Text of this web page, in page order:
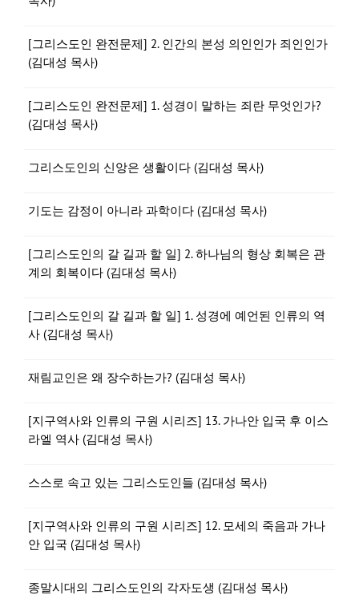
[그리스도인 완전문제] 2. 인간의 본성 의인인가 죄인인가
(김대성 목사)
[그리스도인 완전문제] 1. 성경이 말하는 죄란 무엇인가?
(김대성 목사)
그리스도인의 신앙은 생활이다 (김대성 목사)
기도는 감정이 아니라 과학이다 (김대성 목사)
[그리스도인의 갈 길과 할 일] 2. 하나님의 형상 회복은 관
계의 회복이다 (김대성 목사)
[그리스도인의 갈 길과 할 일] 1. 성경에 예언된 인류의 역
사 (김대성 목사)
재림교인은 왜 장수하는가? (김대성 목사)
[지구역사와 인류의 구원 시리즈] 13. 가나안 입국 후 이스
라엘 역사 (김대성 목사)
스스로 속고 있는 그리스도인들 (김대성 목사)
[지구역사와 인류의 구원 시리즈] 12. 모세의 죽음과 가나
안 입국 (김대성 목사)
종말시대의 그리스도인의 각자도생 (김대성 목사)